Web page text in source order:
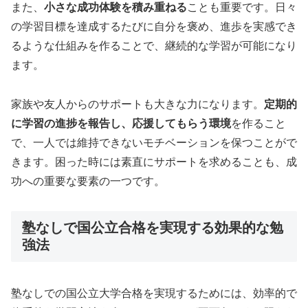
また、 小さな成功体験を積み重ねることも重要です。日々
の学習目標を達成するたびに自分を褒め、進歩を実感でき
るような仕組みを作ることで、継続的な学習が可能になり
ます。
家族や友人からのサポートも大きな力になります。 定期的
に学習の進捗を報告し、応援してもらう環境を作ること
で、一人では維持できないモチベーションを保つことがで
きます。困った時には素直にサポートを求めることも、成
功への重要な要素の一つです。
塾なしで国公立合格を実現する効果的な勉
強法
塾なしでの国公立大学合格を実現するためには、効率的で